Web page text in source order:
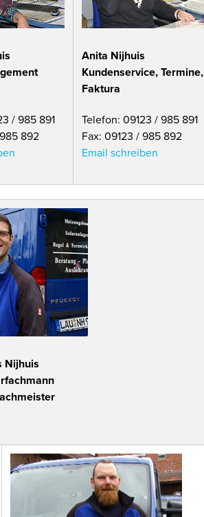
/ 985 891
892
Anita Nijhuis
Kundenservice, Termine,
Faktura
Telefon: 09123 / 985 891
Fax: 09123 / 985 892
Email schreiben
Nijhuis